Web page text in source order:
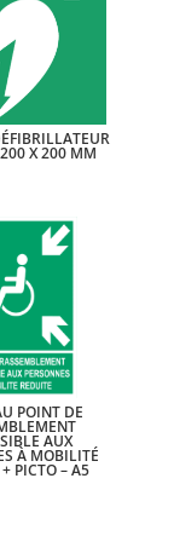
X 200 MM
POINT DE
AUX
À MOBILITÉ
PICTO – A5